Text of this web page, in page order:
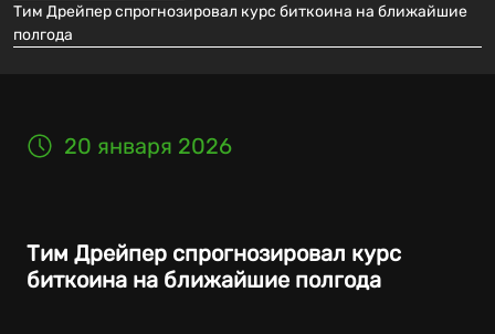
Тим Дрейпер спрогнозировал курс биткоина на ближайшие
полгода
20 января 2026
Тим Дрейпер спрогнозировал курс
биткоина на ближайшие полгода